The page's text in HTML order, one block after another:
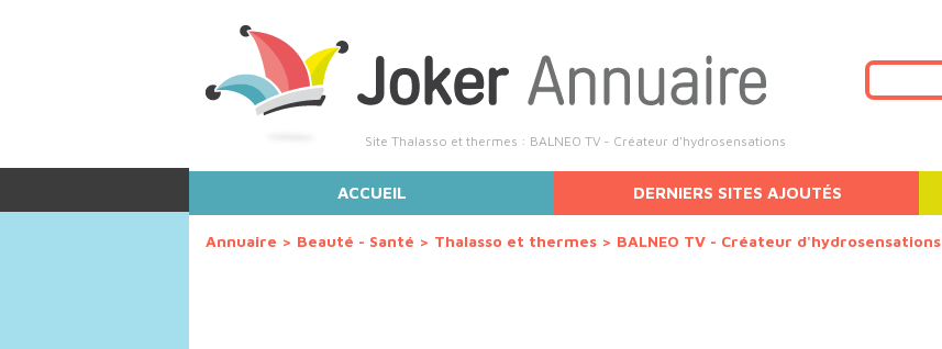
Site Thalasso et thermes : BALNEO TV - Créateur d'hydrosensations
ACCUEIL DERNIERS SITES AJOUTÉS
Annuaire > Beauté - Santé > Thalasso et thermes > BALNEO TV - Créateur d'hydrosensations